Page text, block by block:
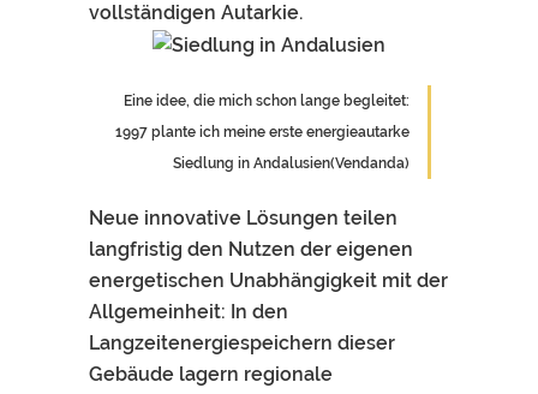
vollständigen Autarkie.
Eine idee, die mich schon lange begleitet:
1997 plante ich meine erste energieautarke
Siedlung in Andalusien(Vendanda)
Neue innovative Lösungen teilen
langfristig den Nutzen der eigenen
energetischen Unabhängigkeit mit der
Allgemeinheit: In den
Langzeitenergiespeichern dieser
Gebäude lagern regionale